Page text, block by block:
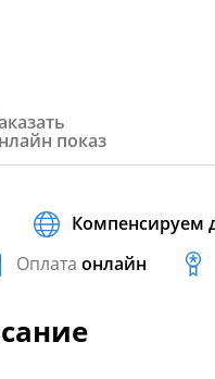
показ
Компенсируем
Оплата онлайн